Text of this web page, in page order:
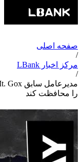
صفحه اصلی
/
مرکز اخبار LBank
/
را محافظت کند